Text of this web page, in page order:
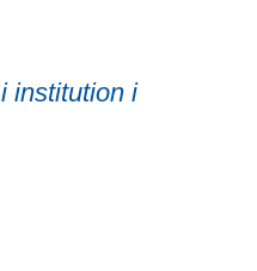
institution i